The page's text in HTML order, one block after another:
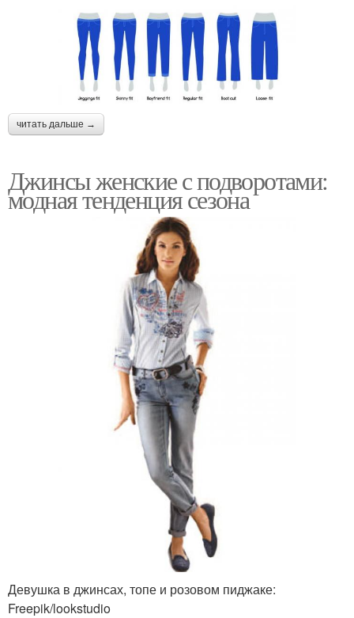
читать дальше →
Джинсы женские с подворотами:
модная тенденция сезона
Девушка в джинсах, топе и розовом пиджаке:
Freepik/lookstudio